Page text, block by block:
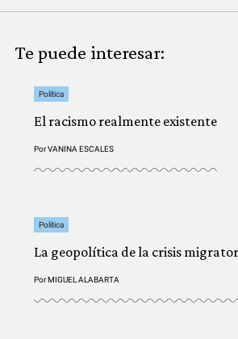
Te puede interesar:
Política
El racismo realmente existente
PorVANINA ESCALES
Política
La geopolítica de la crisis
PorMIGUEL ALABARTA